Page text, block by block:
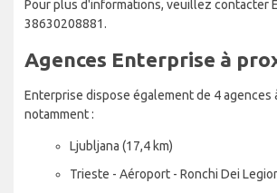
Pour plus d'informations, veuillez contacter
38630208881.
Agences Enterprise à
Enterprise dispose également de 4 agences
notamment :
Ljubljana (17,4 km)
Trieste - Aéroport - Ronchi Dei